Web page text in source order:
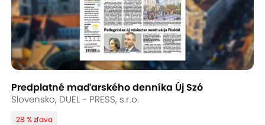
Predplatné maďarského denníka Új Szó
Slovensko, DUEL - PRESS, s.r.o.
28 % zľava